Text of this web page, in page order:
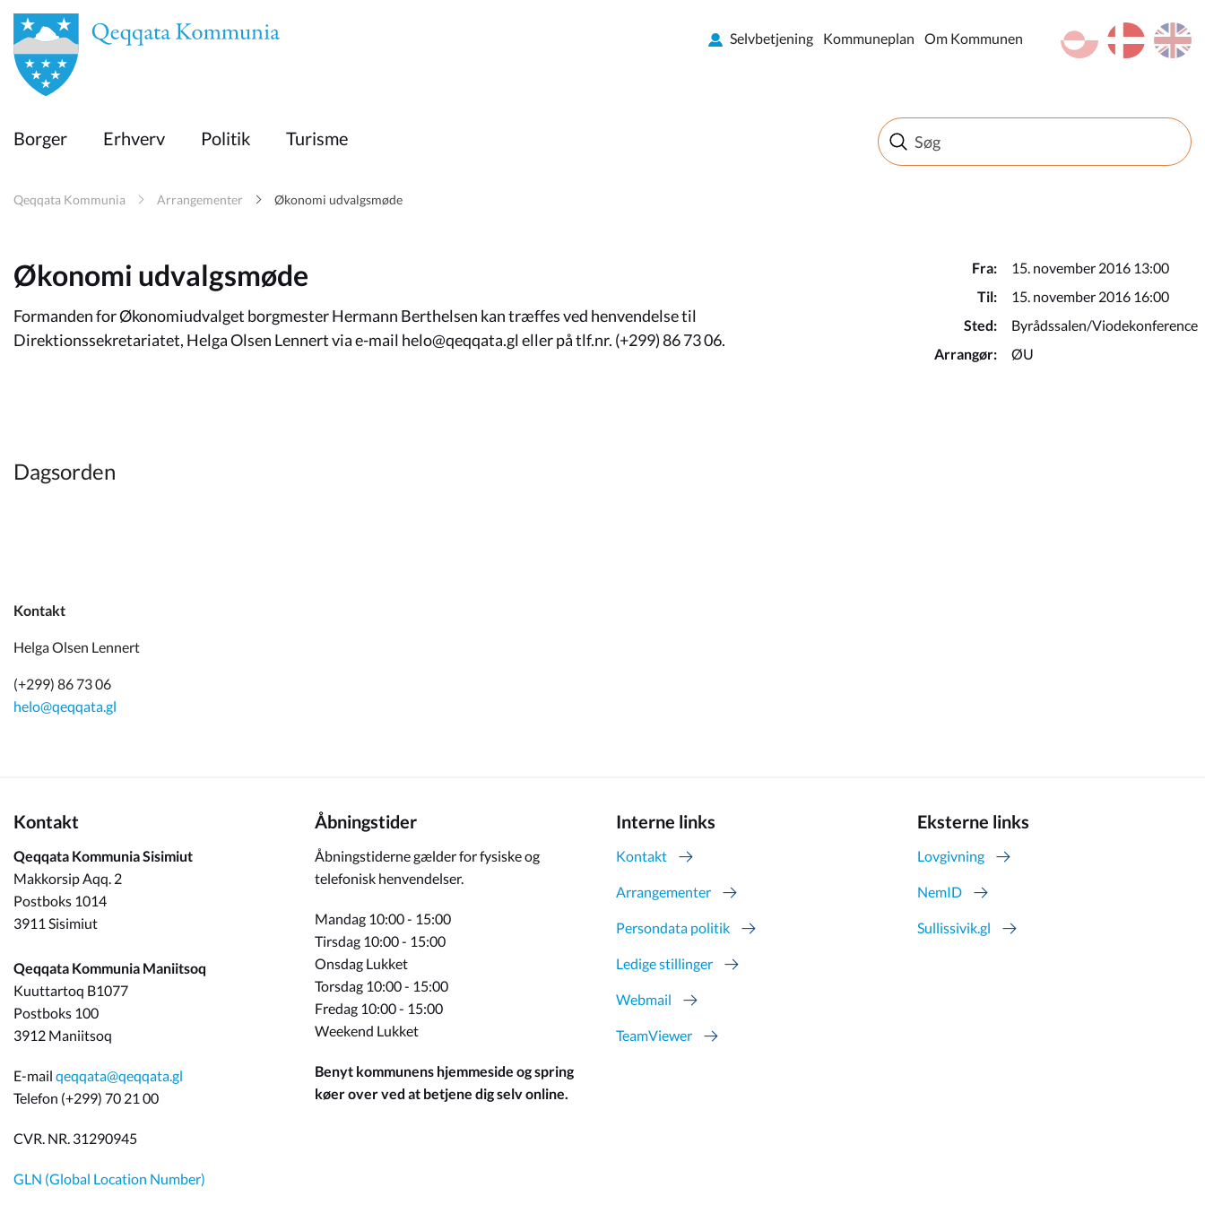
en
Borger
Erhverv
Politik
Turisme
Selvbetjening
Om Kommunen
en
da
kl-GL
Selvbetjening Kommuneplan Om Kommunen
Borger Erhverv Politik Turisme
Qeqqata Kommunia Arrangementer Økonomi udvalgsmøde
Økonomi udvalgsmøde
Formanden for Økonomiudvalget borgmester Hermann Berthelsen kan træffes ved henvendelse til
Direktionssekretariatet, Helga Olsen Lennert via e-mail helo@qeqqata.gl eller på tlf.nr. (+299) 86 73 06.
Fra:
15. november 2016 13:00
Til:
15. november 2016 16:00
Sted:
Byrådssalen/Viodekonference
Arrangør:
ØU
Dagsorden
Kontakt
Helga Olsen Lennert
(+299) 86 73 06
helo@qeqqata.gl
Kontakt
Qeqqata Kommunia Sisimiut
Makkorsip Aqq. 2
Postboks 1014
3911 Sisimiut
Qeqqata Kommunia Maniitsoq
Kuuttartoq B1077
Postboks 100
3912 Maniitsoq
E-mail qeqqata@qeqqata.gl
Telefon (+299) 70 21 00
CVR. NR. 31290945
GLN (Global Location Number)
Åbningstider
Åbningstiderne gælder for fysiske og
telefonisk henvendelser.
Mandag 10:00 - 15:00
Tirsdag 10:00 - 15:00
Onsdag Lukket
Torsdag 10:00 - 15:00
Fredag 10:00 - 15:00
Weekend Lukket
Benyt kommunens hjemmeside og spring
køer over ved at betjene dig selv online.
Interne links
Kontakt
Arrangementer
Persondata politik
Ledige stillinger
Webmail
TeamViewer
Eksterne links
Lovgivning
NemID
Sullissivik.gl